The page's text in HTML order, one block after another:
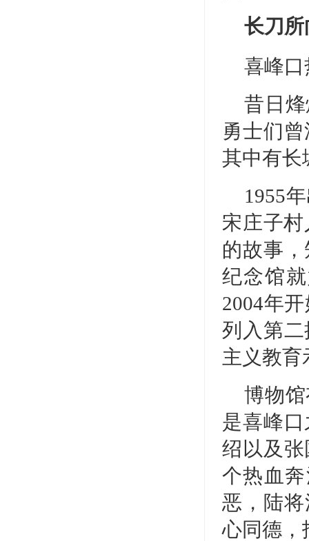
长刀
喜峰
昔日
勇士们
其中有长
1955
宋庄子
的故事
纪念馆
2004年
列入第
主义教育
博物
是喜峰
绍以及
个热血
恶，陆
心同德，